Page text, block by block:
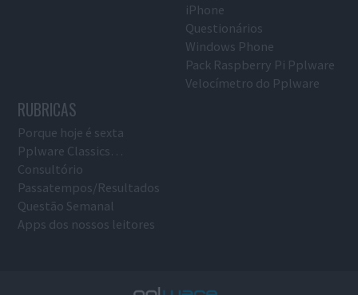
iPhone
Questionários
Windows Phone
Pack Raspberry Pi Pplware
Velocímetro do Pplware
RUBRICAS
Porque hoje é sexta
Pplware Classics…
Consultório
Passatempos/Resultados
Questão Semanal
Apps dos nossos leitores